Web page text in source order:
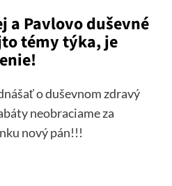
a Pavlovo duševné
témy týka, je
o duševnom zdravý
neobraciame za
nový pán!!!